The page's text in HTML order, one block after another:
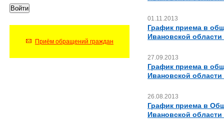
Приём обращений граждан
01.11.2013
График приема в
Ивановской области
27.09.2013
График приема в
Ивановской области
26.08.2013
График приема в
Ивановской области